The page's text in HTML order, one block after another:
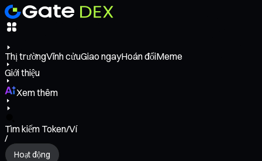
Thị trườngVĩnh cửuGiao ngayHoán đổiMeme
Giới thiệu
Xem thêm
Tìm kiếm Token/Ví
/
Hoạt động